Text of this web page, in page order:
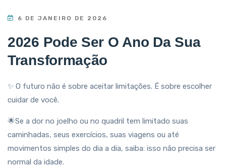
6 DE JANEIRO DE 2026
2026 Pode Ser O Ano Da Sua
Transformação
✨ O futuro não é sobre aceitar limitações. É sobre escolher
cuidar de você.
🌟Se a dor no joelho ou no quadril tem limitado suas
caminhadas, seus exercícios, suas viagens ou até
movimentos simples do dia a dia, saiba: isso não precisa ser
normal da idade.